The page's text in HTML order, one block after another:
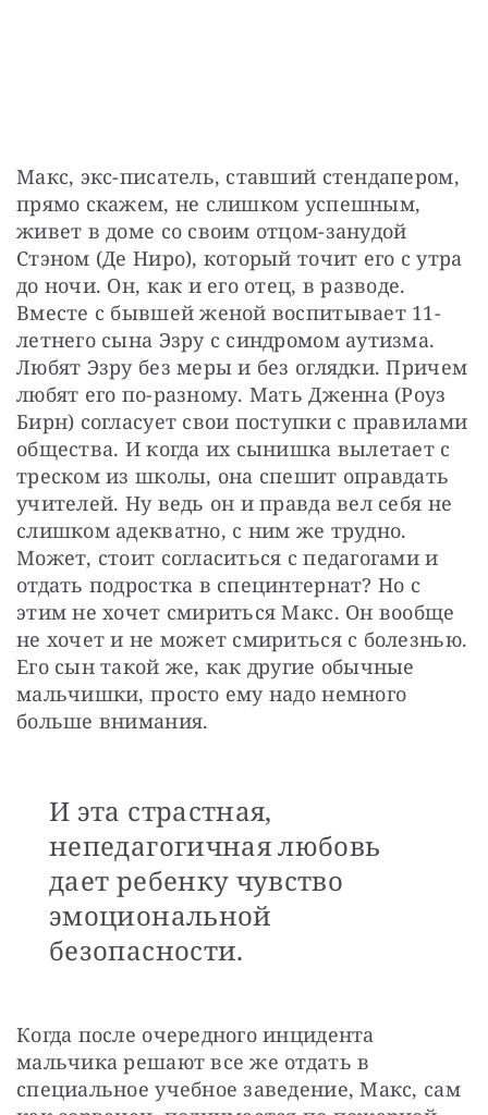
Макс, экс-писатель, ставший стендапером,
прямо скажем, не слишком успешным,
живет в доме со своим отцом-занудой
Стэном (Де Ниро), который точит его с утра
до ночи. Он, как и его отец, в разводе.
Вместе с бывшей женой воспитывает 11-
летнего сына Эзру с синдромом аутизма.
Любят Эзру без меры и без оглядки. Причем
любят его по-разному. Мать Дженна (Роуз
Бирн) согласует свои поступки с правилами
общества. И когда их сынишка вылетает с
треском из школы, она спешит оправдать
учителей. Ну ведь он и правда вел себя не
слишком адекватно, с ним же трудно.
Может, стоит согласиться с педагогами и
отдать подростка в специнтернат? Но с
этим не хочет смириться Макс. Он вообще
не хочет и не может смириться с болезнью.
Его сын такой же, как другие обычные
мальчишки, просто ему надо немного
больше внимания.
И эта страстная,
непедагогичная любовь
дает ребенку чувство
эмоциональной
безопасности.
Когда после очередного инцидента
мальчика решают все же отдать в
специальное учебное заведение, Макс, сам